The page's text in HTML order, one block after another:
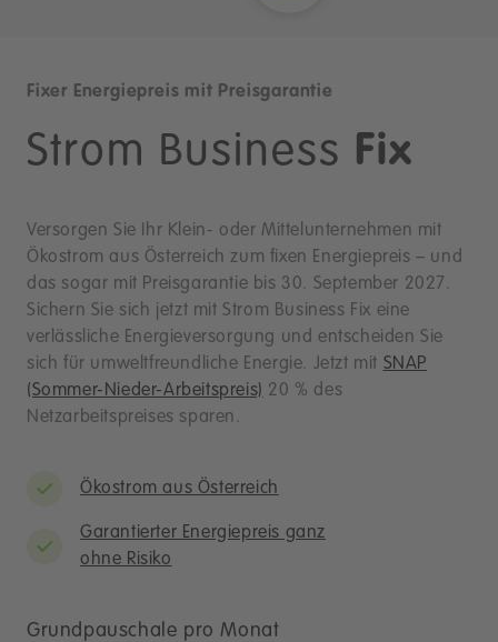
Fixer Energiepreis mit Preisgarantie
Strom Business Fix
Versorgen Sie Ihr Klein- oder Mittelunternehmen mit
Ökostrom aus Österreich zum fixen Energiepreis – und
das sogar mit Preisgarantie bis 30. September 2027.
Sichern Sie sich jetzt mit Strom Business Fix eine
verlässliche Energieversorgung und entscheiden Sie
sich für umweltfreundliche Energie. Jetzt mit SNAP
(Sommer-Nieder-Arbeitspreis) 20 % des
Netzarbeitspreises sparen.
Ökostrom aus Österreich
Garantierter Energiepreis ganz
ohne Risiko
Grundpauschale pro Monat